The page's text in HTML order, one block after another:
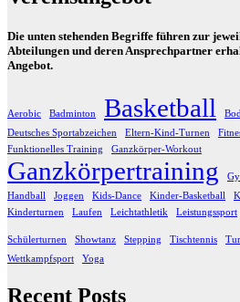
Die unten stehenden Begriffe führen zur
Abteilungen und deren Ansprechpartner
Angebot.
Aerobic Badminton Basketball
Deutsches Sportabzeichen
Eltern-Kind-Turnen
Funktionelles Training
Ganzkörper-Workout
Ganzkörpertraining
Handball
Joggen Kids-Dance Kinder-Basketball
Kinderturnen
Laufen Leichtathletik Leistungssport
Schülerturnen Showtanz Stepping Tischtennis
Wettkampfsport Yoga
Recent Posts